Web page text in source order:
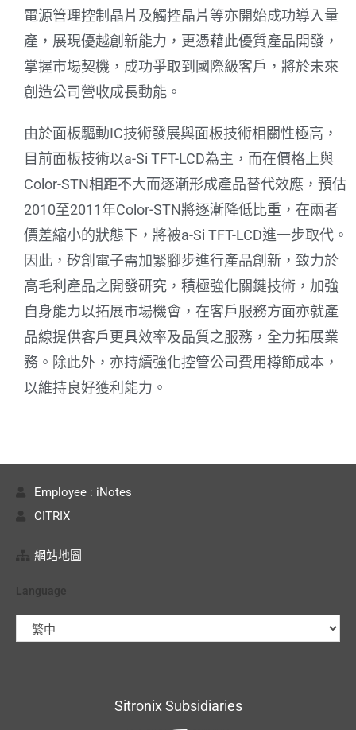
電源管理控制晶片及觸控晶片等亦開始成功導入量
產，展現優越創新能力，更憑藉此優質產品開發，
掌握市場契機，成功爭取到國際級客戶，將於未來
創造公司營收成長動能。
由於面板驅動IC技術發展與面板技術相關性極高，
目前面板技術以a-Si TFT-LCD為主，而在價格上與
Color-STN相距不大而逐漸形成產品替代效應，預估
2010至2011年Color-STN將逐漸降低比重，在兩者
價差縮小的狀態下，將被a-Si TFT-LCD進一步取代。
因此，矽創電子需加緊腳步進行產品創新，致力於
高毛利產品之開發研究，積極強化關鍵技術，加強
自身能力以拓展市場機會，在客戶服務方面亦就產
品線提供客戶更具效率及品質之服務，全力拓展業
務。除此外，亦持續強化控管公司費用樽節成本，
以維持良好獲利能力。
Employee : iNotes
CITRIX
網站地圖
Language
Sitronix Subsidiaries